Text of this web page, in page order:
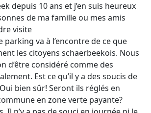
depuis 10 ans et j’en suis heureux
de ma famille ou mes amis
visite
parking va à l’encontre de ce que
les citoyens schaerbeekois. Nous
d’être considéré comme des
Est ce qu’il y a des soucis de
bien sûr! Seront ils réglés en
en zone verte payante?